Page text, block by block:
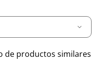
de productos similares